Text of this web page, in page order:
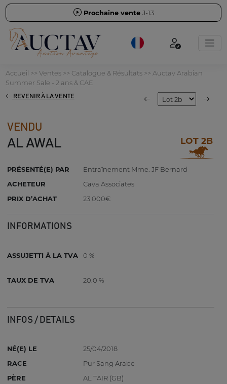
Prochaine vente J-13
Accueil >> Ventes>> Catalogue & Résultats>> Auctav Arabian
Summer Sale - 2 ans & CAE
REVENIR À LA VENTE
VENDU
AL AWAL LOT 2B
PRÉSENTÉ(E) PAR
Entraînement Mme. JF Bernard
ACHETEUR
Cava Associates
PRIX D’ACHAT
23 000€
INFORMATIONS
ASSUJETTI À LA TVA 0 %
TAUX DE TVA 20.0 %
INFOS / DETAILS
NÉ(E) LE
25/04/2018
RACE
Pur Sang Arabe
PÈRE
AL TAIR (GB)